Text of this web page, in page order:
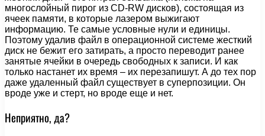
многослойный пирог из CD-RW дисков), состоящая из
ячеек памяти, в которые лазером выжигают
информацию. Те самые условные нули и единицы.
Поэтому удалив файл в операционной системе жесткий
диск не бежит его затирать, а просто переводит ранее
занятые ячейки в очередь свободных к записи. И как
только настанет их время – их перезапишут. А до тех пор
даже удаленный файл существует в суперпозиции. Он
вроде уже и стерт, но вроде еще и нет.
Неприятно, да?